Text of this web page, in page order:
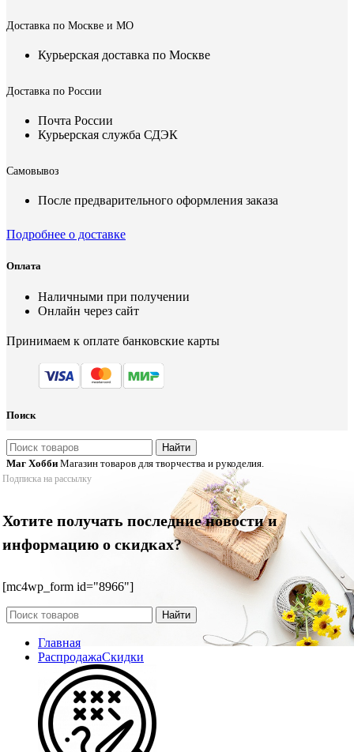
Доставка по Москве и МО
Курьерская доставка по Москве
Доставка по России
Почта России
Курьерская служба СДЭК
Самовывоз
После предварительного оформления заказа
Подробнее о доставке
Оплата
Наличными при получении
Онлайн через сайт
Принимаем к оплате банковские карты
Поиск
Найти
Маг Хобби Магазин товаров для творчества и рукоделия.
Подписка на рассылку
Хотите получать последние новости и
информацию о скидках?
[mc4wp_form id="8966"]
Найти
Главная
РаспродажаСкидки